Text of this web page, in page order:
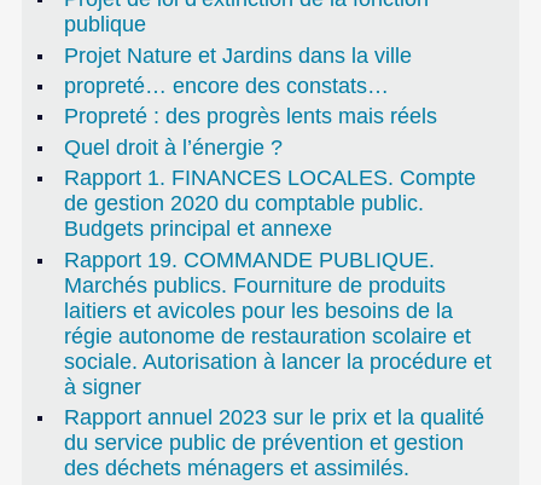
publique
Projet Nature et Jardins dans la ville
propreté… encore des constats…
Propreté : des progrès lents mais réels
Quel droit à l’énergie ?
Rapport 1. FINANCES LOCALES. Compte
de gestion 2020 du comptable public.
Budgets principal et annexe
Rapport 19. COMMANDE PUBLIQUE.
Marchés publics. Fourniture de produits
laitiers et avicoles pour les besoins de la
régie autonome de restauration scolaire et
sociale. Autorisation à lancer la procédure et
à signer
Rapport annuel 2023 sur le prix et la qualité
du service public de prévention et gestion
des déchets ménagers et assimilés.